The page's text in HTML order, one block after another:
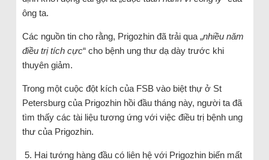
ông ta.
Các nguồn tin cho rằng, Prigozhin đã trải qua „nhiều năm
điều trị tích cực“ cho bệnh ung thư dạ dày trước khi
thuyên giảm.
Trong một cuộc đột kích của FSB vào biệt thự ở St
Petersburg của Prigozhin hồi đầu tháng này, người ta đã
tìm thấy các tài liệu tương ứng với việc điều trị bệnh ung
thư của Prigozhin.
Hai tướng hàng đầu có liên hệ với Prigozhin biến mất